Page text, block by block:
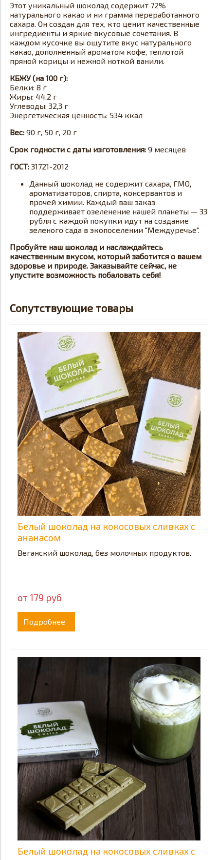
Этот уникальный шоколад содержит 72%
натурального какао и ни грамма переработанного
сахара. Он создан для тех, кто ценит качественные
ингредиенты и яркие вкусовые сочетания. В
каждом кусочке вы ощутите вкус натурального
какао, дополненный ароматом кофе, теплотой
пряной корицы и нежной ноткой ванили.
КБЖУ (на 100 г):
Белки: 8 г
Жиры: 44,2 г
Углеводы: 32,3 г
Энергетическая ценность: 534 ккал
Вес: 90 г, 50 г, 20 г
Срок годности с даты изготовления: 9 месяцев
ГОСТ: 31721-2012
Данный шоколад не содержит сахара, ГМО,
ароматизаторов, спирта, консервантов и
прочей химии. Каждый ваш заказ
поддерживает озеленение нашей планеты — 33
рубля с каждой покупки идут на создание
зеленого сада в экопоселении "Междуречье".
Пробуйте наш шоколад и наслаждайтесь
качественным вкусом, который заботится о вашем
здоровье и природе. Заказывайте сейчас, не
упустите возможность побаловать себя!
Сопутствующие товары
Белый шоколад на кокосовых сливках с
ананасом
Веганский шоколад, без молочных продуктов.
от 179 руб
Подробнее
Белый шоколад на кокосовых сливках с